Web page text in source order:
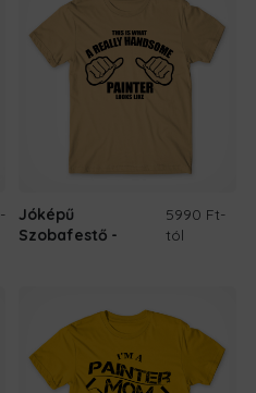
-
Jóképű
Szobafestő
5990 Ft-
tól